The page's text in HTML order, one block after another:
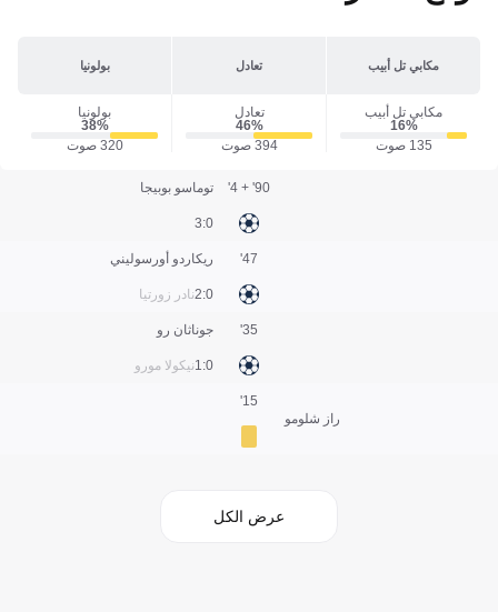
مكابي تل أبيب تعادل بولونيا
مكابي تل أبيب
16‎%‎
135 صوت
تعادل
46‎%‎
394 صوت
بولونيا
38‎%‎
320 صوت
توماسو بوبيجا
0:3
90' + 4'
ريكاردو أورسوليني
نادر زورتيا0:2
47'
جوناثان رو
نيكولا مورو0:1
35'
راز شلومو
15'
عرض الكل